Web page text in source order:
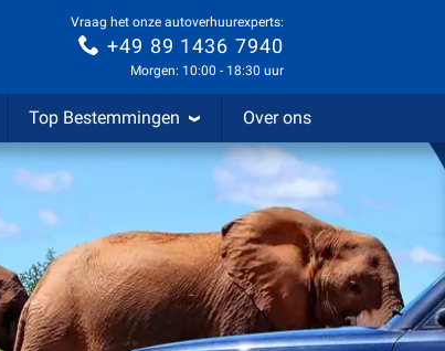
Vraag het onze autoverhuurexperts:
+49 89 1436 7940
Morgen: 10:00 - 18:30 uur
Top Bestemmingen Over ons